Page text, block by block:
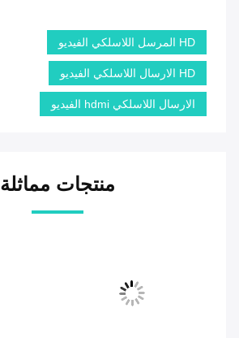
HD المرسل اللاسلكي الفيديو
HD الارسال اللاسلكي الفيديو
الارسال اللاسلكي hdmi الفيديو
منتجات مماثلة